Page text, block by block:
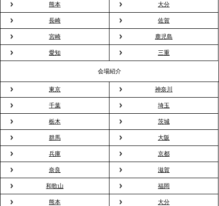
2026.3.16
プレスリリースのご案内｜2026年、春の親睦は「花
粉レス」な室内花見。福利厚生としても注目され
る、快適で新しいお花見体験
2026.3.5
プレスリリースのご案内｜「室内お花見」の法人利
用が前年比4倍に急増。オフィスに桜が届く福利厚生
2026.2.13
プレスリリースのご案内｜オフィスが「１日限定の
バー」に！福利厚生・社内交流を格上げする《出張
バーテンダー》サービスを開始
熊本 大分
長崎 佐賀
宮崎 鹿児島
愛知 三重
会場紹介
東京 神奈川
千葉 埼玉
栃木 茨城
群馬 大阪
兵庫 京都
奈良 滋賀
和歌山 福岡
熊本 大分